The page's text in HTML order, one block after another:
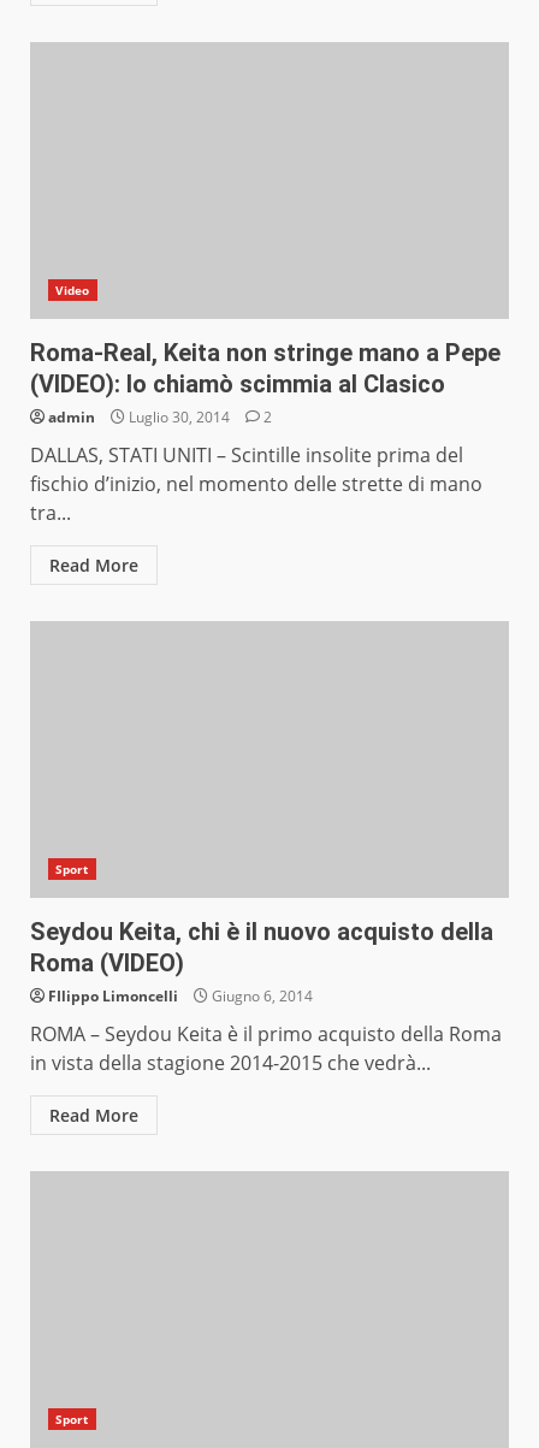
Video
Roma-Real, Keita non stringe mano a Pepe
(VIDEO): lo chiamò scimmia al Clasico
admin Luglio 30, 2014 2
DALLAS, STATI UNITI – Scintille insolite prima del
fischio d’inizio, nel momento delle strette di mano
tra...
Read More
Sport
Seydou Keita, chi è il nuovo acquisto della
Roma (VIDEO)
FIlippo Limoncelli Giugno 6, 2014
ROMA – Seydou Keita è il primo acquisto della Roma
in vista della stagione 2014-2015 che vedrà...
Read More
Sport